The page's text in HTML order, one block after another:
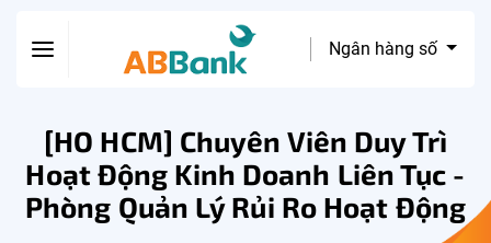
Ngân hàng số
[HO HCM] Chuyên Viên Duy Trì
Hoạt Động Kinh Doanh Liên Tục -
Phòng Quản Lý Rủi Ro Hoạt Động